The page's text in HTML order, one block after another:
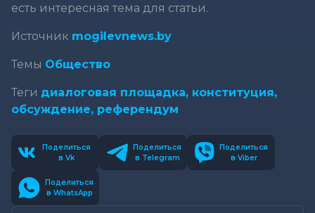
есть интересная тема для статьи.
Источник mogilevnews.by
Темы Общество
Теги диалоговая площадка, конституция,
обсуждение, референдум
Поделиться
в Vk
Поделиться
в Telegram
Поделиться
в Viber
Поделиться
в WhatsApp